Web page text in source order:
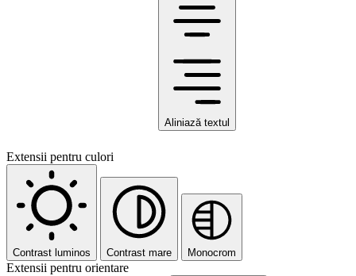
Aliniază textul
Extensii pentru culori
Contrast luminos Contrast mare Monocrom
Extensii pentru orientare